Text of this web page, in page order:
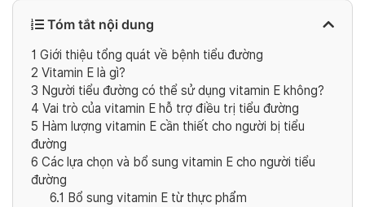
Tóm tắt nội dung
1 Giới thiệu tổng quát về bệnh tiểu đường
2 Vitamin E là gì?
3 Người tiểu đường có thể sử dụng vitamin E không?
4 Vai trò của vitamin E hỗ trợ điều trị tiểu đường
5 Hàm lượng vitamin E cần thiết cho người bị tiểu
đường
6 Các lựa chọn và bổ sung vitamin E cho người tiểu
đường
6.1 Bổ sung vitamin E từ thực phẩm